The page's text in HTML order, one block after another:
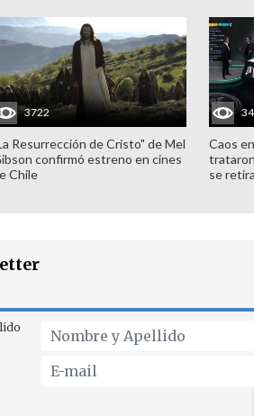
3722
Resurrección de Cristo" de Mel
confirmó estreno en cines
Chile
Caos
se